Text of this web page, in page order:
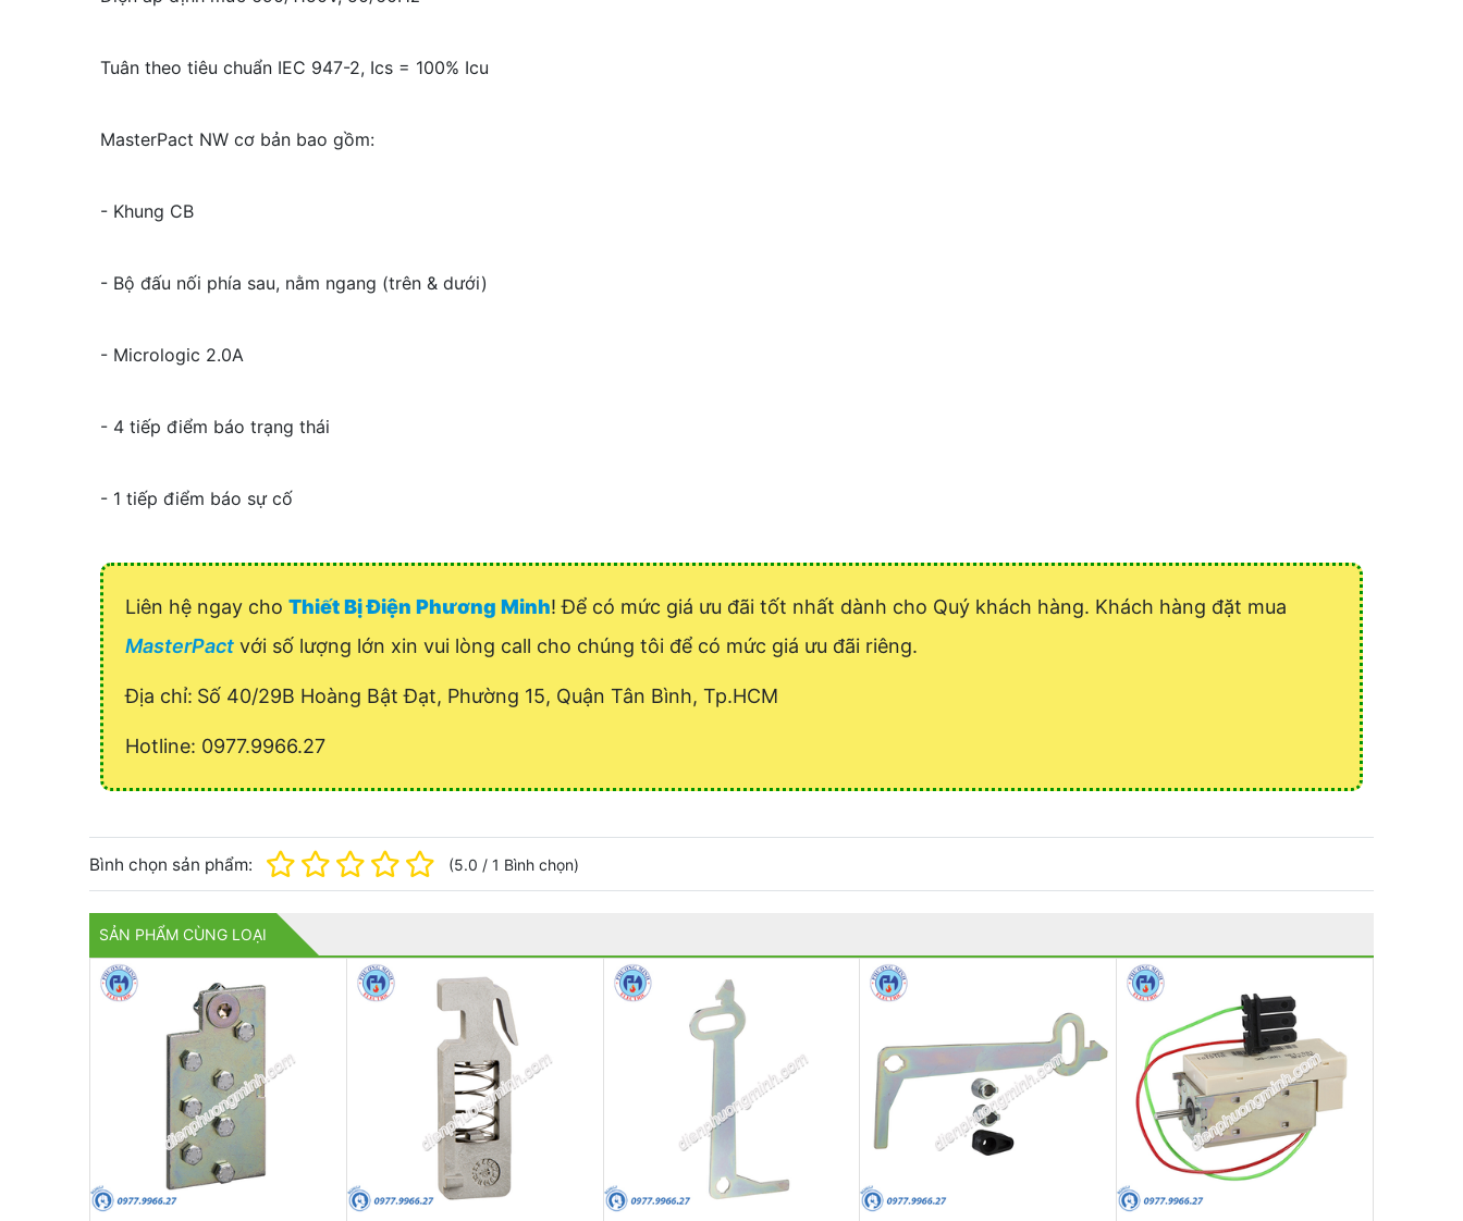
Tuân theo tiêu chuẩn IEC 947-2, Ics = 100% Icu
MasterPact NW cơ bản bao gồm:
- Khung CB
- Bộ đấu nối phía sau, nằm ngang (trên & dưới)
- Micrologic 2.0A
- 4 tiếp điểm báo trạng thái
- 1 tiếp điểm báo sự cố
Liên hệ ngay cho Thiết Bị Điện Phương Minh! Để có mức giá ưu đãi tốt nhất dành cho Quý khách hàng. Khách hàng đặt mua
MasterPact với số lượng lớn xin vui lòng call cho chúng tôi để có mức giá ưu đãi riêng.
Địa chỉ: Số 40/29B Hoàng Bật Đạt, Phường 15, Quận Tân Bình, Tp.HCM
Hotline: 0977.9966.27
Bình chọn sản phẩm: (5.0 / 1 Bình chọn)
SẢN PHẨM CÙNG LOẠI